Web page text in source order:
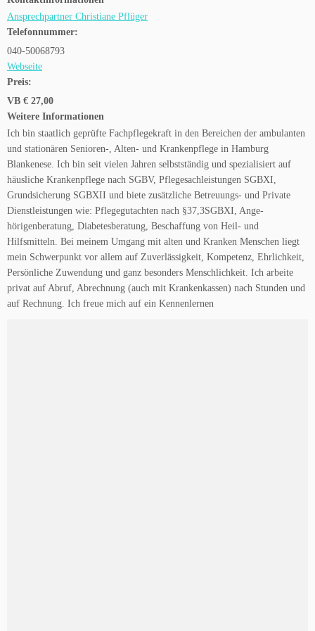
Ansprechpartner Christiane Pflüger
Telefonnummer:
040-50068793
Webseite
Preis:
VB € 27,00
Weitere Informationen
Ich bin staatlich geprüfte Fachpflegekraft in den Bereichen der ambulanten
und stationären Senioren-, Alten- und Krankenpflege in Hamburg
Blankenese. Ich bin seit vielen Jahren selbstständig und spezialisiert auf
häusliche Krankenpflege nach SGBV, Pflegesachleistungen SGBXI,
Grundsicherung SGBXII und biete zusätzliche Betreuungs- und Private
Dienstleistungen wie: Pflegegutachten nach §37,3SGBXI, Ange-
hörigenberatung, Diabetesberatung, Beschaffung von Heil- und
Hilfsmitteln. Bei meinem Umgang mit alten und Kranken Menschen liegt
mein Schwerpunkt vor allem auf Zuverlässigkeit, Kompetenz, Ehrlichkeit,
Persönliche Zuwendung und ganz besonders Menschlichkeit. Ich arbeite
privat auf Abruf, Abrechnung (auch mit Krankenkassen) nach Stunden und
auf Rechnung. Ich freue mich auf ein Kennenlernen